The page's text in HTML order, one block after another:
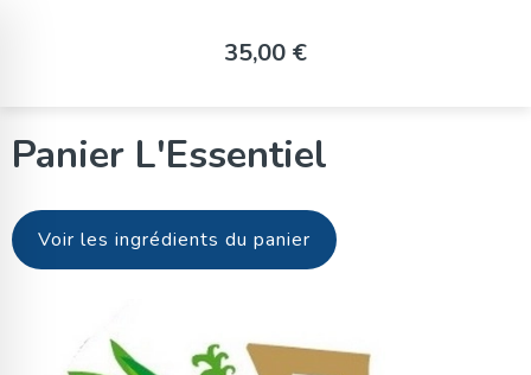
Panier L'Essentiel
Voir les ingrédients du panier
35,00 €